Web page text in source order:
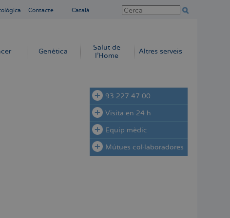
Contacte Català
Genètica
Salut de
l'Home
Altres serveis
93 227 47 00
Visita en 24 h
Equip mèdic
Mútues col·laboradores